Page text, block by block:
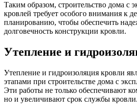
Таким образом, строительство дома с
кровлей требует особого внимания к
планированию, чтобы обеспечить
долговечность конструкции кровли.
Утепление и
Утепление и гидроизоляция кровли
этапами при строительстве дома с
Эти работы не только обеспечивают
но и увеличивают срок службы кровли.